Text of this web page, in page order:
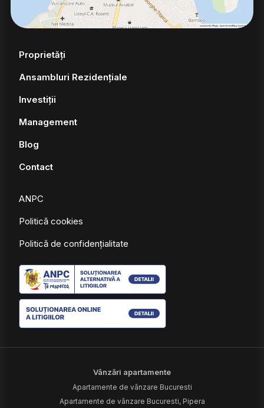
Proprietăți
Ansambluri Rezidențiale
Investiții
Management
Blog
Contact
ANPC
Politică cookies
Politică de confidențialitate
Vânzări apartamente
Apartamente de vânzare Bucuresti
Apartamente de vânzare Bucuresti, Pipera